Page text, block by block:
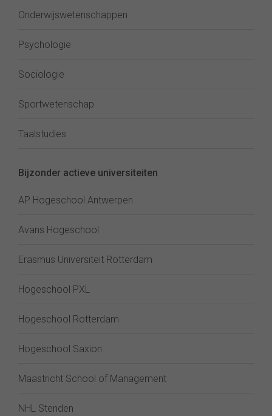
Onderwijswetenschappen
Psychologie
Sociologie
Sportwetenschap
Taalstudies
Bijzonder actieve universiteiten
AP Hogeschool Antwerpen
Avans Hogeschool
Erasmus Universiteit Rotterdam
Hogeschool PXL
Hogeschool Rotterdam
Hogeschool Saxion
Maastricht School of Management
NHL Stenden